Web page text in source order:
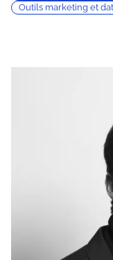
Outils marketing et